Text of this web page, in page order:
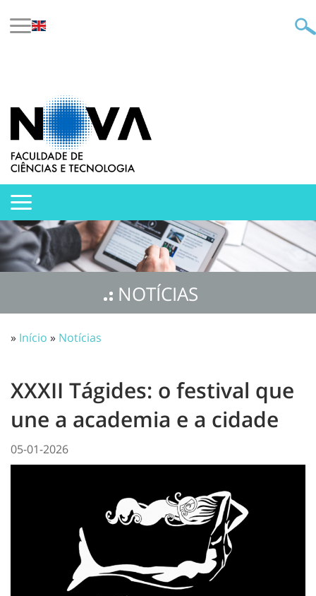
NOTÍCIAS
» Início » Notícias
XXXII Tágides: o festival que
une a academia e a cidade
05-01-2026